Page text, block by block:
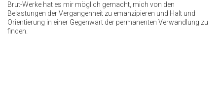
Brut-Werke hat es mir möglich gemacht, mich von den
Belastungen der Vergangenheit zu emanzipieren und Halt und
Orientierung in einer Gegenwart der permanenten Verwandlung zu
finden.